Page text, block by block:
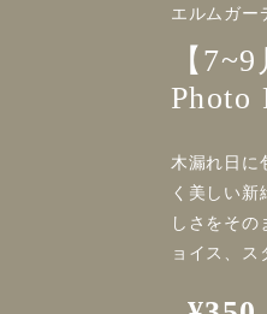
エルムガー
【
Photo
木漏れ日に
く美しい
しさをそ
ョイス、ス